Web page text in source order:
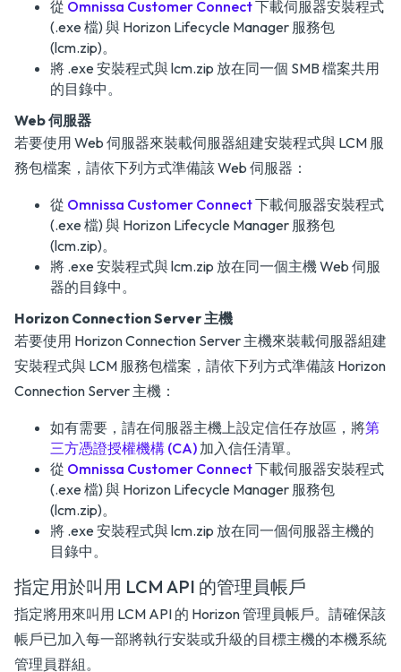
從 Omnissa Customer Connect下載伺服器安裝程式
(.exe 檔) 與 Horizon Lifecycle Manager 服務包
(lcm.zip)。
將 .exe 安裝程式與 lcm.zip 放在同一個 SMB 檔案共用
的目錄中。
Web 伺服器
若要使用 Web 伺服器來裝載伺服器組建安裝程式與 LCM 服
務包檔案，請依下列方式準備該 Web 伺服器：
從 Omnissa Customer Connect下載伺服器安裝程式
(.exe 檔) 與 Horizon Lifecycle Manager 服務包
(lcm.zip)。
將 .exe 安裝程式與 lcm.zip 放在同一個主機 Web 伺服
器的目錄中。
Horizon Connection Server 主機
若要使用 Horizon Connection Server 主機來裝載伺服器組建
安裝程式與 LCM 服務包檔案，請依下列方式準備該 Horizon
Connection Server 主機：
如有需要，請在伺服器主機上設定信任存放區，將第
三方憑證授權機構 (CA) 加入信任清單。
從 Omnissa Customer Connect下載伺服器安裝程式
(.exe 檔) 與 Horizon Lifecycle Manager 服務包
(lcm.zip)。
將 .exe 安裝程式與 lcm.zip 放在同一個伺服器主機的
目錄中。
指定用於叫用 LCM API 的管理員帳戶
指定將用來叫用 LCM API 的 Horizon 管理員帳戶。請確保該
帳戶已加入每一部將執行安裝或升級的目標主機的本機系統
管理員群組。